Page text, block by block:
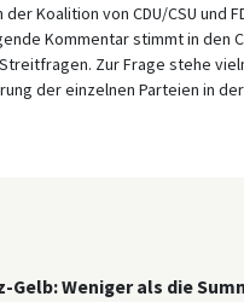
der Koalition von CDU/CSU
Kommentar stimmt in den
Zur Frage stehe
der einzelnen Parteien in
Gelb: Weniger als die